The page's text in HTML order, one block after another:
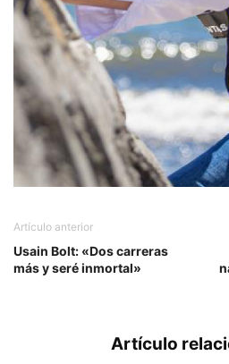
Artículo anterior
Usain Bolt: «Dos carreras
más y seré inmortal»
Artículo